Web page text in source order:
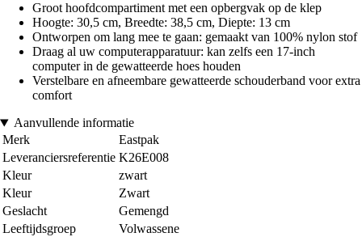
Groot hoofdcompartiment met een opbergvak op de klep
Hoogte: 30,5 cm, Breedte: 38,5 cm, Diepte: 13 cm
Ontworpen om lang mee te gaan: gemaakt van 100% nylon stof
Draag al uw computerapparatuur: kan zelfs een 17-inch
computer in de gewatteerde hoes houden
Verstelbare en afneembare gewatteerde schouderband voor extra
comfort
Aanvullende informatie
Merk
Eastpak
Leveranciersreferentie K26E008
Kleur
zwart
Kleur
Zwart
Geslacht
Gemengd
Leeftijdsgroep
Volwassene